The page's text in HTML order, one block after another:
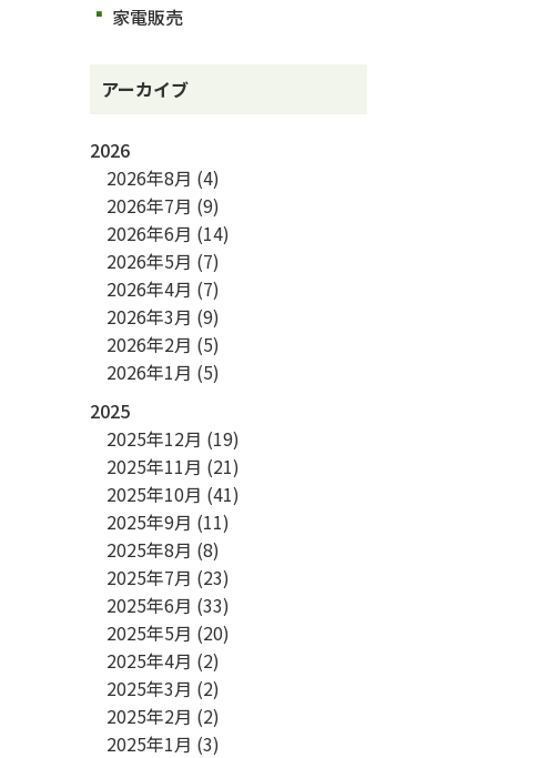
家電販売
アーカイブ
2026
2026年8月 (4)
2026年7月 (9)
2026年6月 (14)
2026年5月 (7)
2026年4月 (7)
2026年3月 (9)
2026年2月 (5)
2026年1月 (5)
2025
2025年12月 (19)
2025年11月 (21)
2025年10月 (41)
2025年9月 (11)
2025年8月 (8)
2025年7月 (23)
2025年6月 (33)
2025年5月 (20)
2025年4月 (2)
2025年3月 (2)
2025年2月 (2)
2025年1月 (3)